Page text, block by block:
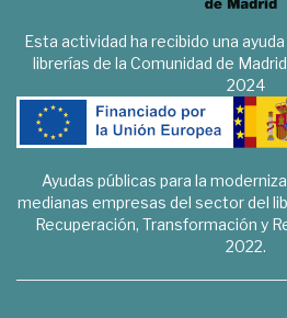
Esta actividad ha recibido una
librerías de la Comunidad de
2024
Ayudas públicas para la
medianas empresas del sector del
Recuperación, Transformación y
2022.